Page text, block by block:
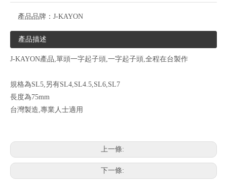
產品品牌： J-KAYON
產品描述
J-KAYON產品,單頭一字起子頭,一字起子頭,全程在台製作
規格為SL5,另有SL4,SL4.5,SL6,SL7
長度為75mm
台灣製造,專業人士適用
上一條:
下一條: